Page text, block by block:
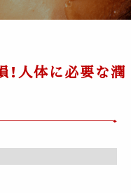
！人体に必要な潤